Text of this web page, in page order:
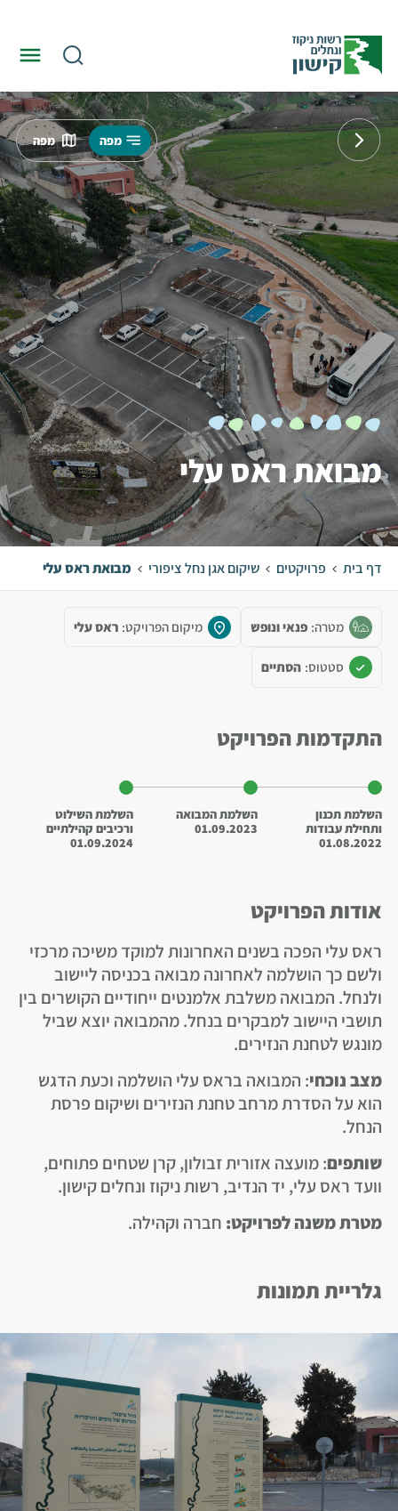
מפה מפה
מבואת ראס עלי
דף בית פרויקטים שיקום אגן נחל ציפורי מבואת ראס עלי
מטרה: פנאי ונופש מיקום הפרויקט: ראס עלי
סטטוס: הסתיים
התקדמות הפרויקט
השלמת תכנון
ותחילת עבודות
01.08.2022
השלמת המבואה
01.09.2023
השלמת השילוט
ורכיבים קהילתיים
01.09.2024
אודות הפרויקט
ראס עלי הפכה בשנים האחרונות למוקד משיכה מרכזי
ולשם כך הושלמה לאחרונה מבואה בכניסה ליישוב
ולנחל. המבואה משלבת אלמנטים ייחודיים הקושרים בין
תושבי היישוב למבקרים בנחל. מהמבואה יוצא שביל
מונגש לטחנת הנזירים.
מצב נוכחי: המבואה בראס עלי הושלמה וכעת הדגש
הוא על הסדרת מרחב טחנת הנזירים ושיקום פרסת
הנחל.
שותפים: מועצה אזורית זבולון, קרן שטחים פתוחים,
וועד ראס עלי, יד הנדיב, רשות ניקוז ונחלים קישון.
מטרת משנה לפרויקט: חברה וקהילה.
גלריית תמונות